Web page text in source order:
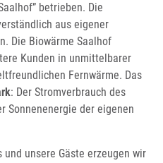
betrieben. Die
aus eigener
Die Biowärme Saalhof
Kunden in unmittelbarer
Fernwärme. Das
: Der Stromverbrauch des
Sonnenenergie der eigenen
und unsere Gäste erzeugen wir